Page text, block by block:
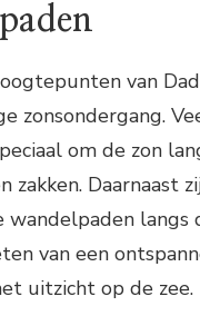
van
zonsondergang.
om de zon
zakken. Daarnaast
wandelpaden langs
van een
uitzicht op de zee.